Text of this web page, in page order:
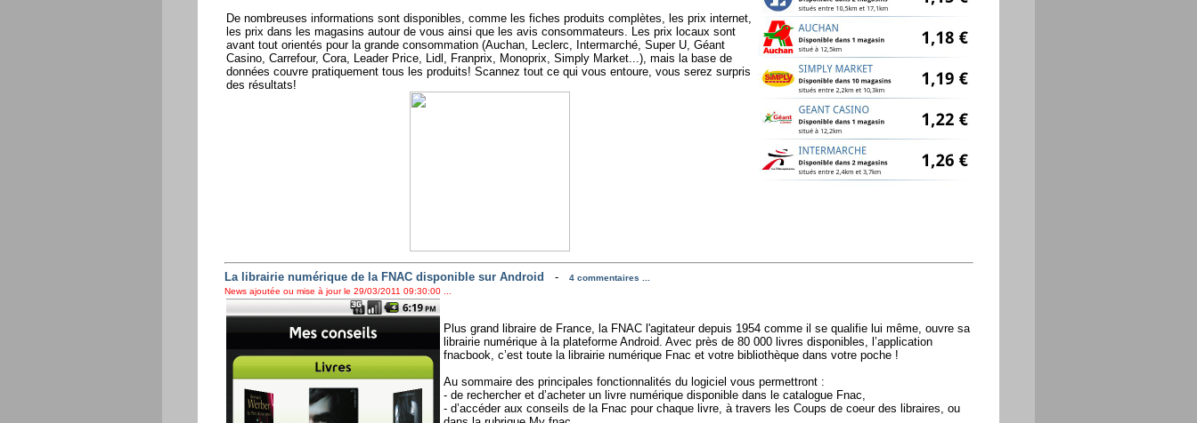
De nombreuses informations sont disponibles, comme les fiches produits complètes, les prix internet,
les prix dans les magasins autour de vous ainsi que les avis consommateurs. Les prix locaux sont
avant tout orientés pour la grande consommation (Auchan, Leclerc, Intermarché, Super U, Géant
Casino, Carrefour, Cora, Leader Price, Lidl, Franprix, Monoprix, Simply Market...), mais la base de
données couvre pratiquement tous les produits! Scannez tout ce qui vous entoure, vous serez surpris
des résultats!
La librairie numérique de la FNAC disponible sur Android -
4 commentaires ...
News ajoutée ou mise à jour le 29/03/2011 09:30:00 ...
Plus grand libraire de France, la FNAC l'agitateur depuis 1954 comme il se qualifie lui même, ouvre sa
librairie numérique à la plateforme Android. Avec près de 80 000 livres disponibles, l’application
fnacbook, c’est toute la librairie numérique Fnac et votre bibliothèque dans votre poche !
Au sommaire des principales fonctionnalités du logiciel vous permettront :
- de rechercher et d’acheter un livre numérique disponible dans le catalogue Fnac,
- d’accéder aux conseils de la Fnac pour chaque livre, à travers les Coups de coeur des libraires, ou